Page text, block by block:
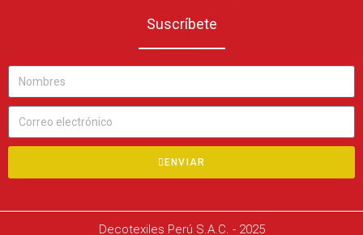
Suscríbete
ENVIAR
Decotexiles Perú S.A.C. - 2025